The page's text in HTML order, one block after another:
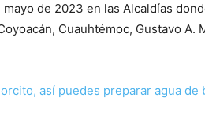
de 2023 en las Alcaldías
Cuauhtémoc, Gustavo A.
así puedes preparar agua de